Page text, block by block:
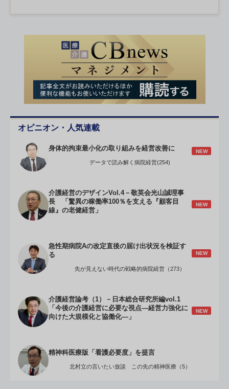
オピニオン・人気連載
身体的拘束最小化の取り組みを経営改善に NEW
データで読み解く病院経営(254)
介護経営のデザインVol.4－敬英会光山誠理事
長 「驚異の稼働率100％を支える『顧客目
線』の老健経営」
NEW
急性期病院Aの改定直後の届け出状況を検証す
る
NEW
先が見えない時代の戦略的病院経営（273）
介護経営論考（1）－日本総合研究所編vol.1
「今後の介護経営に必要な視点―経営力強化に
向けた大規模化と協働化―」
NEW
精神科医療版「看護必要度」を提言
北村立の言いたい放談 この先の精神医療（5）